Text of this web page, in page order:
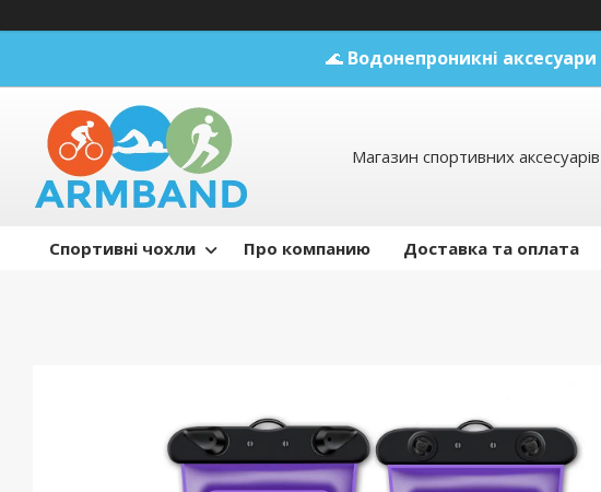
🌊 Водонепроникні аксесуари
Магазин спортивних аксесуарів
Спортивні чохли Про компанию Доставка та оплата